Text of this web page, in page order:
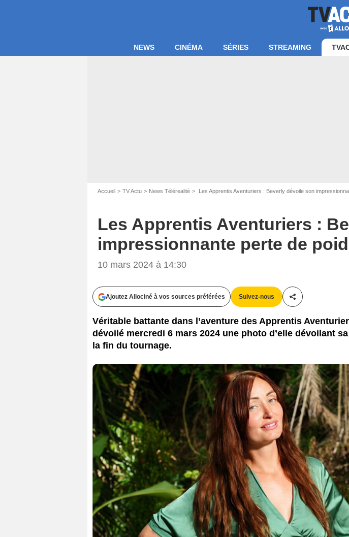
NEWS CINÉMA SÉRIES STREAMING
Accueil TV Actu News Télérealité Les Apprentis Aventuriers : Beverly dévoile son
Les Apprentis Aventuriers :
impressionnante perte de
10 mars 2024 à 14:30
Ajoutez Allociné à vos sources préférées Suivez-nous
Partager cet
Véritable battante dans l’aventure des Apprentis
dévoilé mercredi 6 mars 2024 une photo d’elle dévoilant
la fin du tournage.